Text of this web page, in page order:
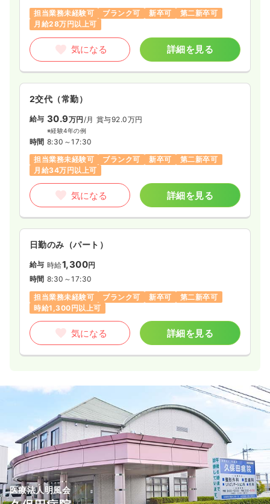
担当業務未経験可
ブランク可 新卒可
第二新卒可
月給28万円以上可
気になる 詳細を見る
2交代（常勤）
給与 30.9万円 /月 賞与92.0万円
※経験4年の例
時間 8:30～17:30
担当業務未経験可
ブランク可 新卒可
第二新卒可
月給34万円以上可
気になる 詳細を見る
日勤のみ（パート）
給与 時給1,300円
時間 8:30～17:30
担当業務未経験可
ブランク可 新卒可
第二新卒可
時給1,300円以上可
気になる 詳細を見る
医療法人明風会